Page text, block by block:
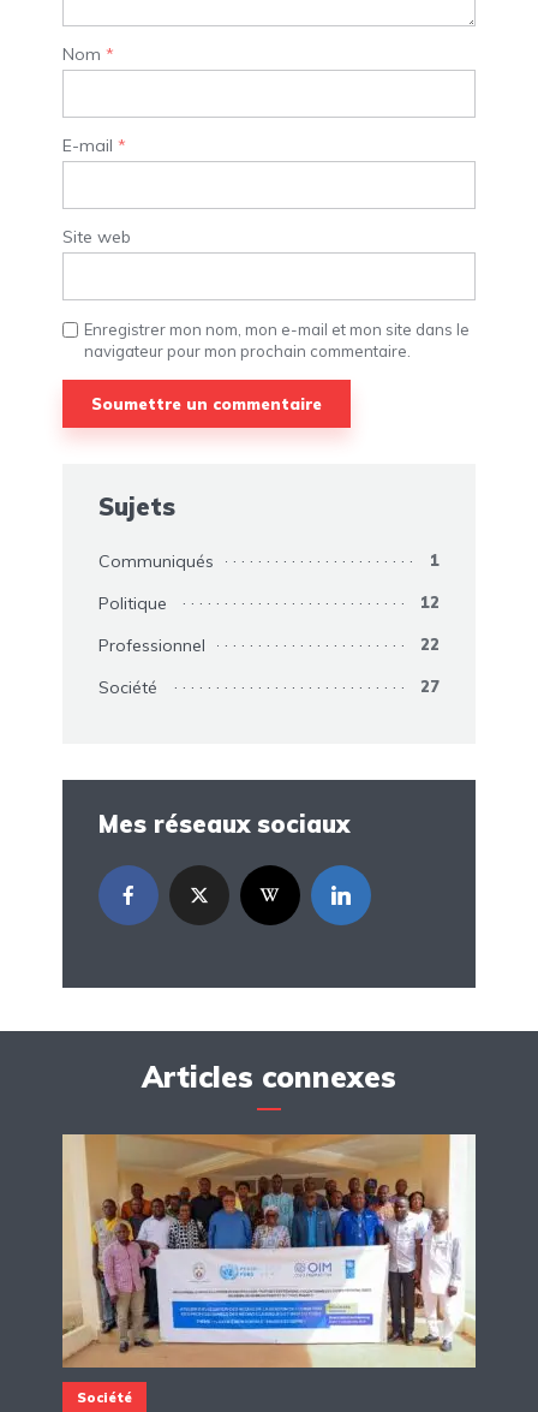
Nom *
E-mail *
Site web
Enregistrer mon nom, mon e-mail et mon site dans le
navigateur pour mon prochain commentaire.
Sujets
Communiqués 1
Politique 12
Professionnel 22
Société 27
Mes réseaux sociaux
Articles connexes
Société